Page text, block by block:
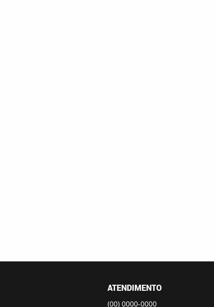
ATENDIMENTO
(00) 0000-0000